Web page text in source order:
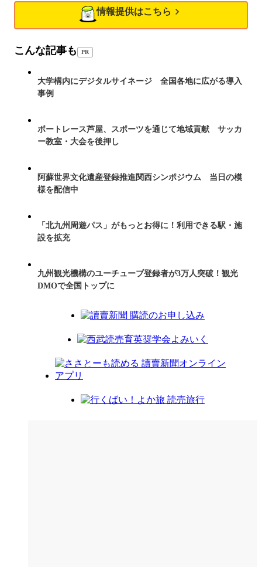
情報提供はこちら
こんな記事も PR
大学構内にデジタルサイネージ 全国各地に広がる導入
事例
ボートレース芦屋、スポーツを通じて地域貢献 サッカ
ー教室・大会を後押し
阿蘇世界文化遺産登録推進関西シンポジウム 当日の模
様を配信中
「北九州周遊パス」がもっとお得に！利用できる駅・施
設を拡充
九州観光機構のユーチューブ登録者が3万人突破！観光
DMOで全国トップに